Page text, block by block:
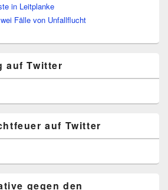
in Leitplanke
Fälle von Unfallflucht
auf Twitter
auf Twitter
gegen den